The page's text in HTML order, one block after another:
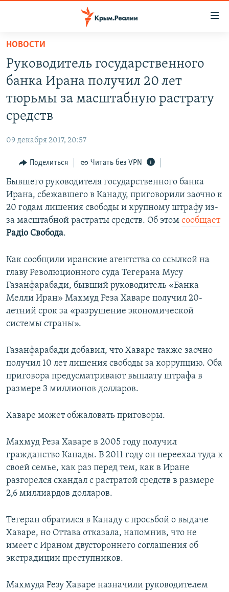
Вернуться
основному
содержанию
главной
Вернутся
поиску
СПЕЦПРОЕКТЫ
ИНТЕРАКТИВ
ИНФОГРАФИКА
ТЕЛЕПРОЕКТ КРЫМ.РЕАЛИИ
СОВЕТЫ ПРАВОЗАЩИТНИКОВ
ПРОПАВШИЕ БЕЗ ВЕСТИ
ПОБЕДИТЕЛЕЙ НЕ СУДЯТ?
КРЫМ.НЕПОКОРЕННЫЙ
ELIFBE
УКРАИНСКАЯ ПРОБЛЕМА КРЫМА
РАДІО СВОБОДА
КАК ОБОЙТИ БЛОКИРОВКУ
Українською
Qırımtatar
ПРИСОЕДИНЯЙТЕСЬ!
Все сайты RFE/RL
НОВОСТИ
Руководитель государственного
банка Ирана получил 20 лет
тюрьмы за масштабную растрату
средств
09 декабря 2017, 20:57
Поделиться Читать без VPN
Бывшего руководителя государственного банка
Ирана, сбежавшего в Канаду, приговорили заочно к
20 годам лишения свободы и крупному штрафу из-
за масштабной растраты средств. Об этом сообщает
Радіо Свобода.
Как сообщили иранские агентства со ссылкой на
главу Революционного суда Тегерана Мусу
Газанфарабади, бывший руководитель «Банка
Мелли Иран» Махмуд Реза Хаваре получил 20-
летний срок за «разрушение экономической
системы страны».
Газанфарабади добавил, что Хаваре также заочно
получил 10 лет лишения свободы за коррупцию. Оба
приговора предусматривают выплату штрафа в
размере 3 миллионов долларов.
Хаваре может обжаловать приговоры.
Махмуд Реза Хаваре в 2005 году получил
гражданство Канады. В 2011 году он переехал туда к
своей семье, как раз перед тем, как в Иране
разгорелся скандал с растратой средств в размере
2,6 миллиардов долларов.
Тегеран обратился в Канаду с просьбой о выдаче
Хаваре, но Оттава отказала, напомнив, что не
имеет с Ираном двустороннего соглашения об
экстрадиции преступников.
Махмуда Резу Хаваре назначили руководителем